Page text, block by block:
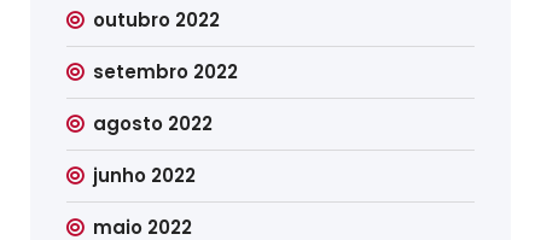
outubro 2022
setembro 2022
agosto 2022
junho 2022
maio 2022